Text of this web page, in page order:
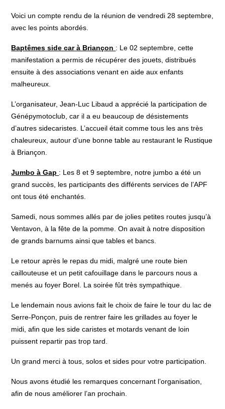
Voici un compte rendu de la réunion de vendredi 28 septembre,
avec les points abordés.
Baptêmes side car à Briançon : Le 02 septembre, cette
manifestation a permis de récupérer des jouets, distribués
ensuite à des associations venant en aide aux enfants
malheureux.
L’organisateur, Jean-Luc Libaud a apprécié la participation de
Génépymotoclub, car il a eu beaucoup de désistements
d’autres sidecaristes. L’accueil était comme tous les ans très
chaleureux, autour d’une bonne table au restaurant le Rustique
à Briançon.
Jumbo à Gap : Les 8 et 9 septembre, notre jumbo a été un
grand succès, les participants des différents services de l’APF
ont tous été enchantés.
Samedi, nous sommes allés par de jolies petites routes jusqu’à
Ventavon, à la fête de la pomme. On avait à notre disposition
de grands barnums ainsi que tables et bancs.
Le retour après le repas du midi, malgré une route bien
caillouteuse et un petit cafouillage dans le parcours nous a
menés au foyer Borel. La soirée fût très sympathique.
Le lendemain nous avions fait le choix de faire le tour du lac de
Serre-Ponçon, puis de rentrer faire les grillades au foyer le
midi, afin que les side caristes et motards venant de loin
puissent repartir pas trop tard.
Un grand merci à tous, solos et sides pour votre participation.
Nous avons étudié les remarques concernant l’organisation,
afin de nous améliorer l’an prochain.